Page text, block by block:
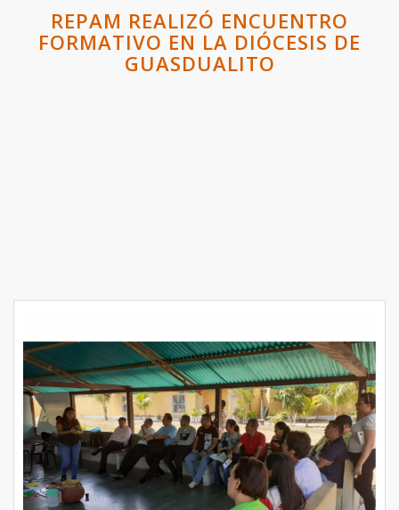
REPAM REALIZÓ ENCUENTRO
FORMATIVO EN LA DIÓCESIS DE
GUASDUALITO